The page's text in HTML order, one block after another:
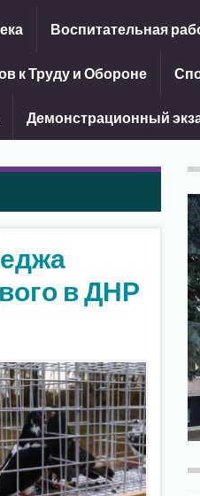
Воспитательная
к Труду и Обороне
Демонстрационный
в ДНР